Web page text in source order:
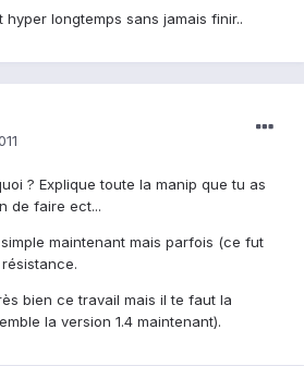
longtemps sans jamais finir..
? Explique toute la manip que tu as
de faire ect...
maintenant mais parfois (ce fut
bien ce travail mais il te faut la
la version 1.4 maintenant).